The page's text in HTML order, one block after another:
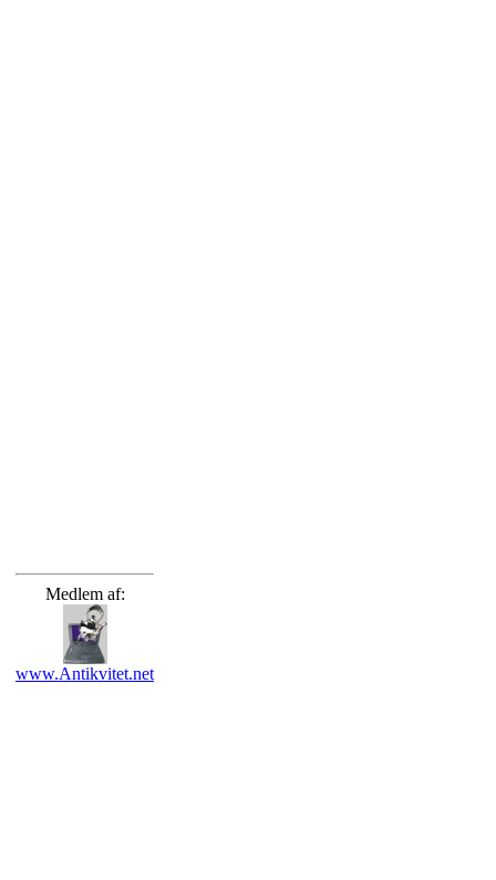
Medlem af:
www.Antikvitet.net